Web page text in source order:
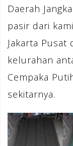
Daerah
pasir dari
Jakarta Pusat
kelurahan
Cempaka
sekitarnya.